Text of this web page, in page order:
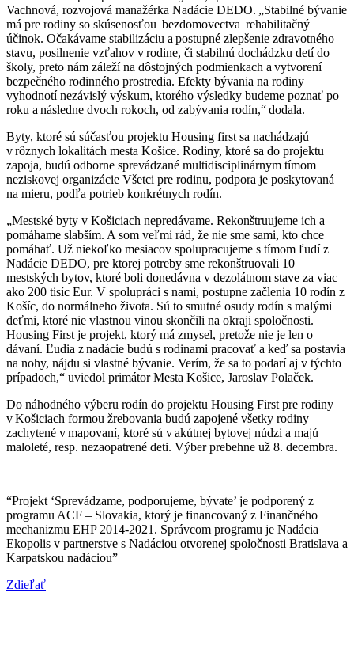
Vachnová, rozvojová manažérka Nadácie DEDO. „Stabilné bývanie
má pre rodiny so skúsenosťou bezdomovectva rehabilitačný
účinok. Očakávame stabilizáciu a postupné zlepšenie zdravotného
stavu, posilnenie vzťahov v rodine, či stabilnú dochádzku detí do
školy, preto nám záleží na dôstojných podmienkach a vytvorení
bezpečného rodinného prostredia. Efekty bývania na rodiny
vyhodnotí nezávislý výskum, ktorého výsledky budeme poznať po
roku a následne dvoch rokoch, od zabývania rodín,“ dodala.
Byty, ktoré sú súčasťou projektu Housing first sa nachádzajú
v rôznych lokalitách mesta Košice. Rodiny, ktoré sa do projektu
zapoja, budú odborne sprevádzané multidisciplinárnym tímom
neziskovej organizácie Všetci pre rodinu, podpora je poskytovaná
na mieru, podľa potrieb konkrétnych rodín.
„Mestské byty v Košiciach nepredávame. Rekonštruujeme ich a
pomáhame slabším. A som veľmi rád, že nie sme sami, kto chce
pomáhať. Už niekoľko mesiacov spolupracujeme s tímom ľudí z
Nadácie DEDO, pre ktorej potreby sme rekonštruovali 10
mestských bytov, ktoré boli donedávna v dezolátnom stave za viac
ako 200 tisíc Eur. V spolupráci s nami, postupne začlenia 10 rodín z
Košíc, do normálneho života. Sú to smutné osudy rodín s malými
deťmi, ktoré nie vlastnou vinou skončili na okraji spoločnosti.
Housing First je projekt, ktorý má zmysel, pretože nie je len o
dávaní. Ľudia z nadácie budú s rodinami pracovať a keď sa postavia
na nohy, nájdu si vlastné bývanie. Verím, že sa to podarí aj v týchto
prípadoch,“ uviedol primátor Mesta Košice, Jaroslav Polaček.
Do náhodného výberu rodín do projektu Housing First pre rodiny
v Košiciach formou žrebovania budú zapojené všetky rodiny
zachytené v mapovaní, ktoré sú v akútnej bytovej núdzi a majú
maloleté, resp. nezaopatrené deti. Výber prebehne už 8. decembra.
“Projekt ‘Sprevádzame, podporujeme, bývate’ je podporený z
programu ACF – Slovakia, ktorý je financovaný z Finančného
mechanizmu EHP 2014-2021. Správcom programu je Nadácia
Ekopolis v partnerstve s Nadáciou otvorenej spoločnosti Bratislava a
Karpatskou nadáciou”
Zdieľať